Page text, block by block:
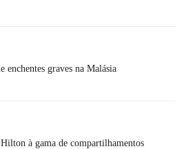
enchentes graves na Malásia
à gama de compartilhamentos